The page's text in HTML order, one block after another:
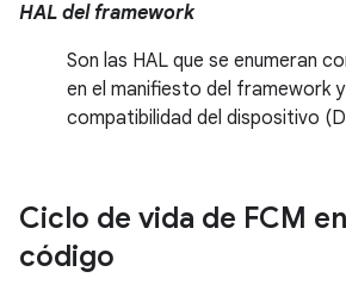
HAL del framework
Son las HAL que se enumeran
en el manifiesto del framework
compatibilidad del dispositivo
Ciclo de vida de FCM
código